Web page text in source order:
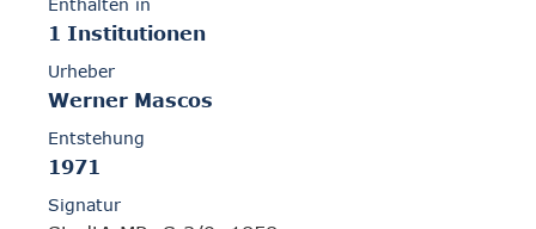
Enthalten in
1 Institutionen
Urheber
Werner Mascos
Entstehung
1971
Signatur